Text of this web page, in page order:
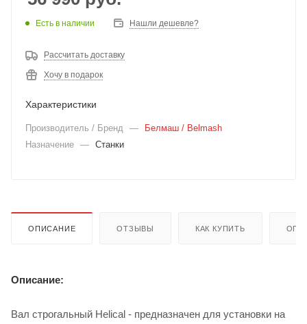
Есть в наличии Нашли дешевле?
Рассчитать доставку
Хочу в подарок
Характеристики
Производитель / Бренд —
Белмаш / Belmash
Назначение — Станки
ОПИСАНИЕ ОТЗЫВЫ КАК КУПИТЬ
Описание:
Вал строгальный Helical - предназначен для установки на